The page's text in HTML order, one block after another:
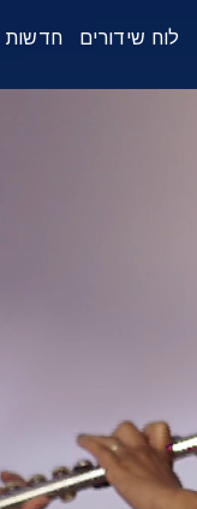
לוח שידורים חדשות